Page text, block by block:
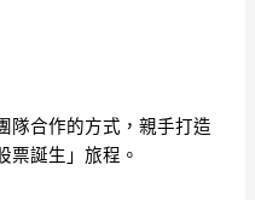
隊合作的方式，親手打造
票誕生」旅程。